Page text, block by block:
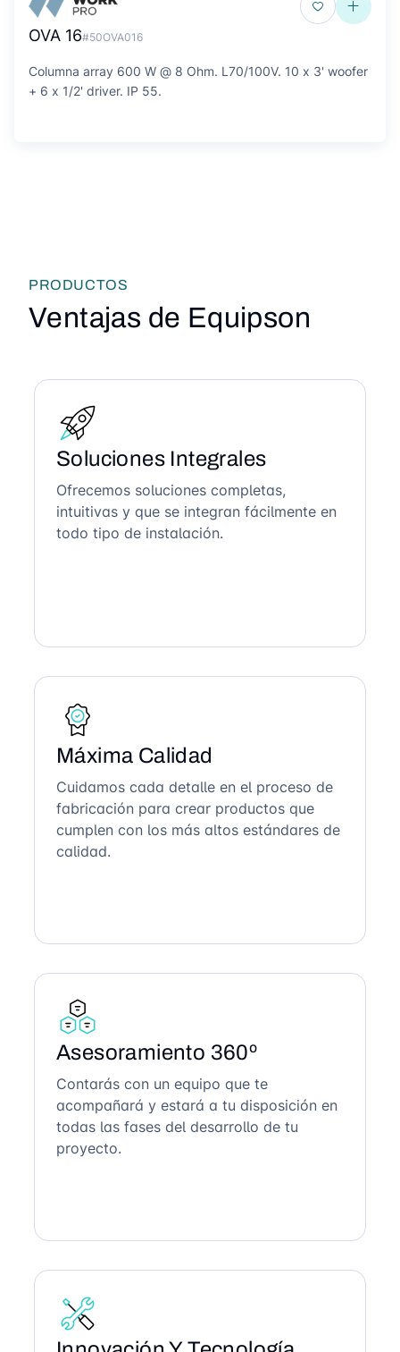
OVA 16#50OVA016
Columna array 600 W @ 8 Ohm. L70/100V. 10 x 3' woofer
+ 6 x 1/2' driver. IP 55.
PRODUCTOS
Ventajas de Equipson
Soluciones Integrales
Ofrecemos soluciones completas,
intuitivas y que se integran fácilmente en
todo tipo de instalación.
Máxima Calidad
Cuidamos cada detalle en el proceso de
fabricación para crear productos que
cumplen con los más altos estándares de
calidad.
Asesoramiento 360º
Contarás con un equipo que te
acompañará y estará a tu disposición en
todas las fases del desarrollo de tu
proyecto.